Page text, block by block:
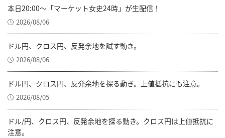
本日20:00～「マーケット女史24時」が生配信！
2026/08/06
ドル円、クロス円、反発余地を試す動き。
2026/08/06
ドル円、クロス円、反発余地を探る動き。上値抵抗にも注意。
2026/08/05
ドル/円、クロス円、反発余地を探る動き。クロス円は上値抵抗に
注意。